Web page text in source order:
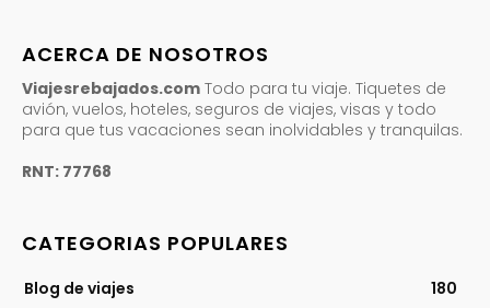
ACERCA DE NOSOTROS
Viajesrebajados.com Todo para tu viaje. Tiquetes de
avión, vuelos, hoteles, seguros de viajes, visas y todo
para que tus vacaciones sean inolvidables y tranquilas.
RNT: 77768
CATEGORIAS POPULARES
Blog de viajes
180